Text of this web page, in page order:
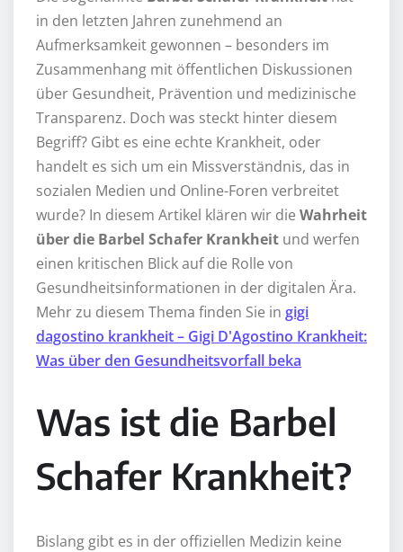
in den letzten Jahren zunehmend an
Aufmerksamkeit gewonnen – besonders im
Zusammenhang mit öffentlichen Diskussionen
über Gesundheit, Prävention und medizinische
Transparenz. Doch was steckt hinter diesem
Begriff? Gibt es eine echte Krankheit, oder
handelt es sich um ein Missverständnis, das in
sozialen Medien und Online-Foren verbreitet
wurde? In diesem Artikel klären wir die Wahrheit
über die Barbel Schafer Krankheit und werfen
einen kritischen Blick auf die Rolle von
Gesundheitsinformationen in der digitalen Ära.
Mehr zu diesem Thema finden Sie in gigi
dagostino krankheit – Gigi D'Agostino Krankheit:
Was über den Gesundheitsvorfall beka
Was ist die Barbel
Schafer Krankheit?
Bislang gibt es in der offiziellen Medizin keine